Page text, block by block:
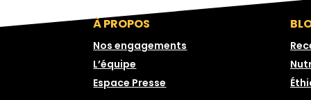
À PROPOS
Nos engagements
L’équipe
Espace Presse